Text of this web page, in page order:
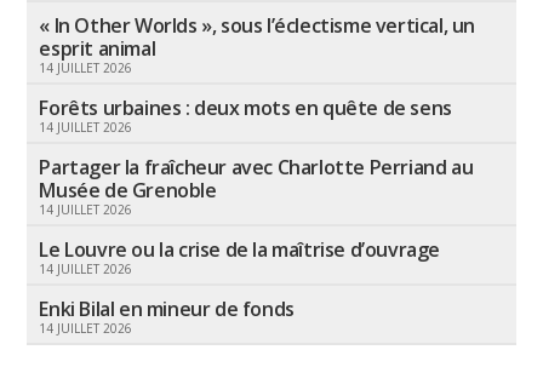
« In Other Worlds », sous l’éclectisme vertical, un
esprit animal
14 JUILLET 2026
Forêts urbaines : deux mots en quête de sens
14 JUILLET 2026
Partager la fraîcheur avec Charlotte Perriand au
Musée de Grenoble
14 JUILLET 2026
Le Louvre ou la crise de la maîtrise d’ouvrage
14 JUILLET 2026
Enki Bilal en mineur de fonds
14 JUILLET 2026